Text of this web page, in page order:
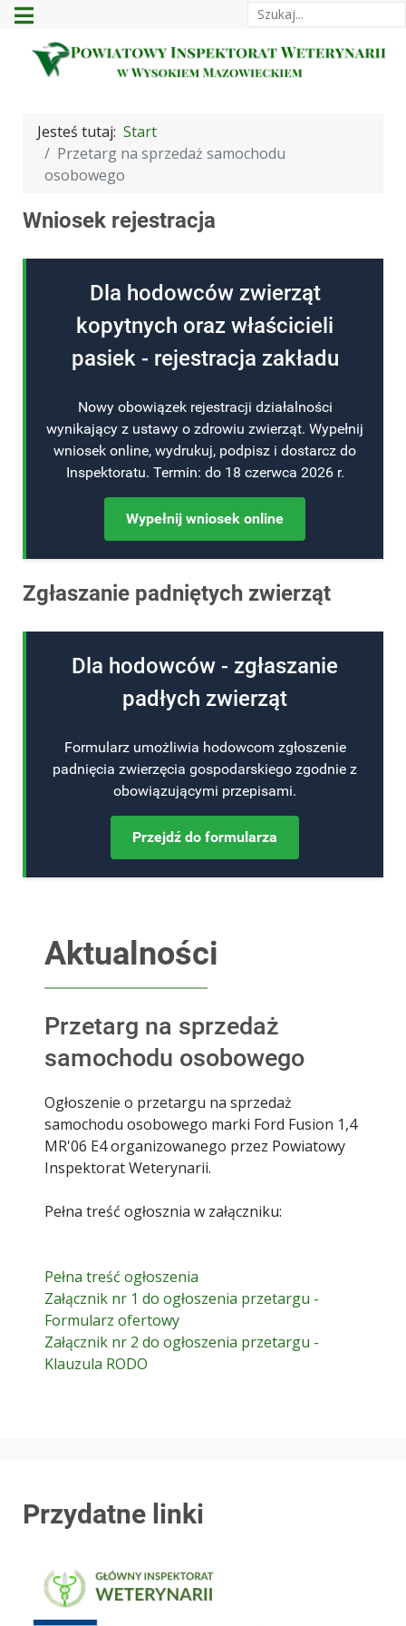
Szukaj
Jesteś tutaj: Start
Przetarg na sprzedaż samochodu
osobowego
Wniosek rejestracja
Dla hodowców zwierząt
kopytnych oraz właścicieli
pasiek - rejestracja zakładu
Nowy obowiązek rejestracji działalności
wynikający z ustawy o zdrowiu zwierząt. Wypełnij
wniosek online, wydrukuj, podpisz i dostarcz do
Inspektoratu. Termin: do 18 czerwca 2026 r.
Wypełnij wniosek online
Zgłaszanie padniętych zwierząt
Dla hodowców - zgłaszanie
padłych zwierząt
Formularz umożliwia hodowcom zgłoszenie
padnięcia zwierzęcia gospodarskiego zgodnie z
obowiązującymi przepisami.
Przejdź do formularza
Aktualności
Przetarg na sprzedaż
samochodu osobowego
Ogłoszenie o przetargu na sprzedaż
samochodu osobowego marki Ford Fusion 1,4
MR'06 E4 organizowanego przez Powiatowy
Inspektorat Weterynarii.
Pełna treść ogłosznia w załączniku:
Pełna treść ogłoszenia
Załącznik nr 1 do ogłoszenia przetargu -
Formularz ofertowy
Załącznik nr 2 do ogłoszenia przetargu -
Klauzula RODO
Przydatne linki